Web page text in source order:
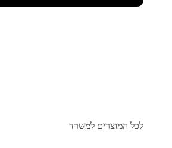
לכל המוצרים למשרד